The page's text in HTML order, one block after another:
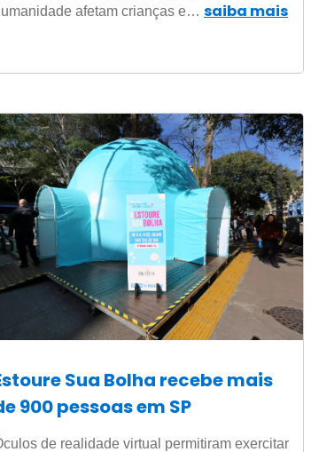
afetam crianças e… saiba mais
Sua Bolha recebe mais
900 pessoas em SP
de realidade virtual permitiram exercitar